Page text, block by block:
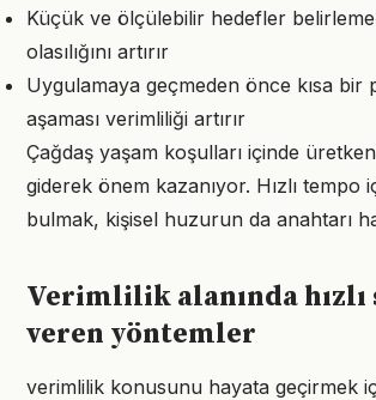
Küçük ve ölçülebilir hedefler
olasılığını artırır
Uygulamaya geçmeden önce kısa bir
aşaması verimliliği artırır
Çağdaş yaşam koşulları içinde
giderek önem kazanıyor. Hızlı tempo
bulmak, kişisel huzurun da anahtarı
Verimlilik alanında hızlı
veren yöntemler
verimlilik konusunu hayata geçirmek